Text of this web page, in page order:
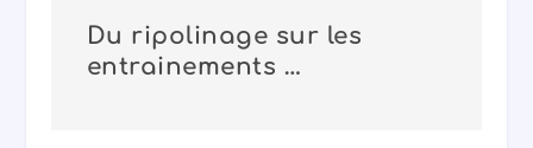
Du ripolinage sur les
entrainements …